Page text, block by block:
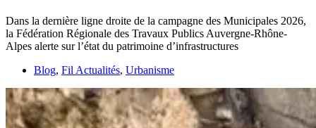
Dans la dernière ligne droite de la campagne des Municipales 2026,
la Fédération Régionale des Travaux Publics Auvergne-Rhône-
Alpes alerte sur l’état du patrimoine d’infrastructures
Blog, Fil Actualités, Urbanisme